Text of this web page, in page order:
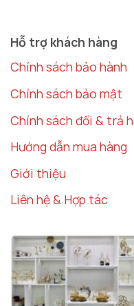
Sản phẩm này được
độ bền cao mà còn dễ
cảm giác sang trọng,
thất xe. Đặc biệt, chất
chống mài mòn, giúp
gian.
2. Tiện Ích Và Đẹp Mắt
khăn giấy thiên nga
ích. Với thiết kế
dàng lấy khăn giấy
gian tìm kiếm. Đây là
Hỗ trợ khách hàng
Chính sách bảo hành
Chính sách bảo mật
Chính sách đổi & trả
Hướng dẫn mua hàng
Giới thiệu
Liên hệ & Hợp tác